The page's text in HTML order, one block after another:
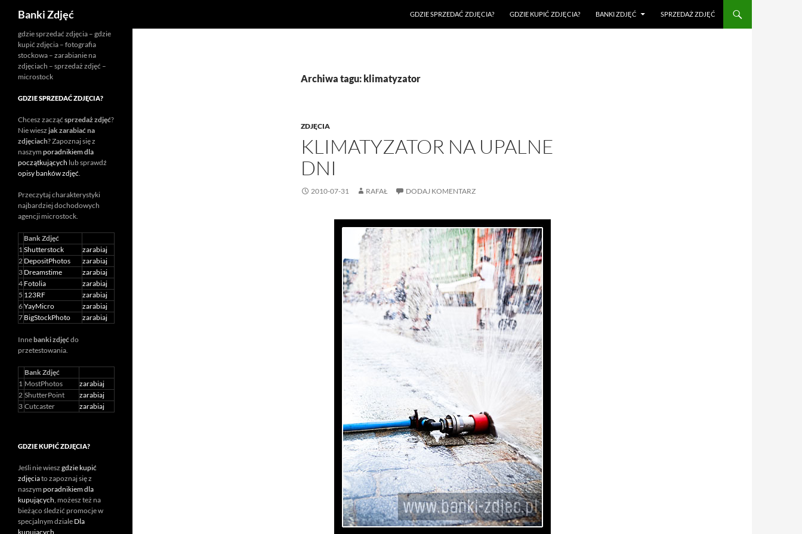
Przejdź
treści
Banki Zdjęć GDZIE SPRZEDAĆ ZDJĘCIA? GDZIE KUPIĆ ZDJĘCIA? BANKI ZDJĘĆ SPRZEDAŻ ZDJĘĆ
Archiwa tagu: klimatyzator
ZDJĘCIA
KLIMATYZATOR NA UPALNE
DNI
2010-07-31 RAFAŁ DODAJ KOMENTARZ
gdzie sprzedać zdjęcia – gdzie
kupić zdjęcia – fotografia
stockowa – zarabianie na
zdjęciach – sprzedaż zdjęć –
microstock
GDZIE SPRZEDAĆ ZDJĘCIA?
Chcesz zacząć sprzedaż zdjęć?
Nie wiesz jak zarabiać na
zdjęciach? Zapoznaj się z
naszym poradnikiem dla
początkujących lub sprawdź
opisy banków zdjęć.
Przeczytaj charakterystyki
najbardziej dochodowych
agencji microstock.
Bank Zdjęć
1Shutterstock
zarabiaj
2 DepositPhotos
zarabiaj
3 Dreamstime
zarabiaj
4 Fotolia
zarabiaj
5 123RF
zarabiaj
6YayMicro
zarabiaj
7 BigStockPhoto zarabiaj
Innebanki zdjęćdo
przetestowania.
Bank Zdjęć
1 MostPhotos
zarabiaj
2 ShutterPoint
zarabiaj
3 Cutcaster zarabiaj
GDZIE KUPIĆ ZDJĘCIA?
Jeśli nie wiesz gdzie kupić
zdjęciato zapoznaj się z
naszym poradnikiem dla
kupujących, możesz też na
bieżąco śledzić promocje w
specjalnym dziale Dla
kupujących